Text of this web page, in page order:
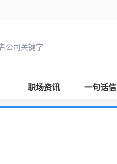
职场资讯 一句话